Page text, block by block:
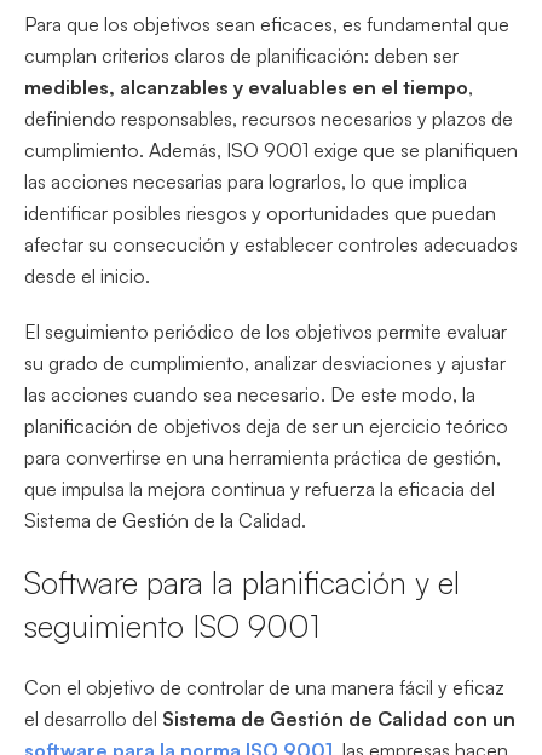
Para que los objetivos sean eficaces, es fundamental que
cumplan criterios claros de planificación: deben ser
medibles, alcanzables y evaluables en el tiempo,
definiendo responsables, recursos necesarios y plazos de
cumplimiento. Además, ISO 9001 exige que se planifiquen
las acciones necesarias para lograrlos, lo que implica
identificar posibles riesgos y oportunidades que puedan
afectar su consecución y establecer controles adecuados
desde el inicio.
El seguimiento periódico de los objetivos permite evaluar
su grado de cumplimiento, analizar desviaciones y ajustar
las acciones cuando sea necesario. De este modo, la
planificación de objetivos deja de ser un ejercicio teórico
para convertirse en una herramienta práctica de gestión,
que impulsa la mejora continua y refuerza la eficacia del
Sistema de Gestión de la Calidad.
Software para la planificación y el
seguimiento ISO 9001
Con el objetivo de controlar de una manera fácil y eficaz
el desarrollo del Sistema de Gestión de Calidad con un
software para la norma ISO 9001, las empresas hacen